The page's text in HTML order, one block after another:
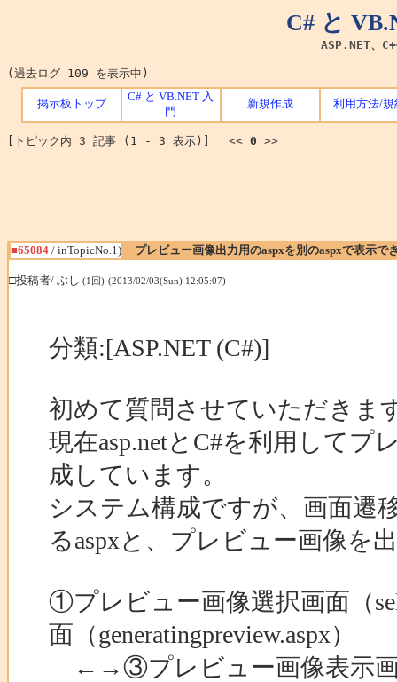
C# と
ASP.NET、
(過去ログ 109 を表示中)
掲示板トップ
C# と VB.NET 入
門
新規作成 利用方法/規
[トピック内 3 記事 (1 - 3 表示)] << 0 >>
■65084 / inTopicNo.1) プレビュー画像出力用のaspxを別のaspxで表示で
□投稿者/ ぶし (1回)-(2013/02/03(Sun) 12:05:07)
分類:[ASP.NET (C#)]
初めて質問させていただきま
現在asp.netとC#を利用して
成しています。
システム構成ですが、画面
るaspxと、プレビュー画像を
①プレビュー画像選択画面
面（generatingpreview.aspx）
←→③プレビュー画像表示